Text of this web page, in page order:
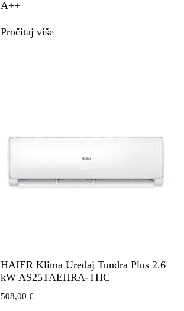
A++
Pročitaj više
HAIER Klima Uređaj Tundra Plus 2.6
kW AS25TAEHRA-THC
508,00 €